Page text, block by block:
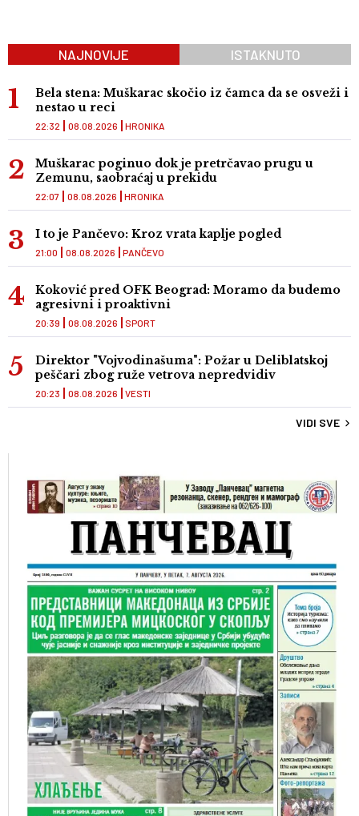
NAJNOVIJE ISTAKNUTO
Bela stena: Muškarac skočio iz čamca da se osveži i
nestao u reci
HRONIKA
22:32 08.08.2026
Muškarac poginuo dok je pretrčavao prugu u
Zemunu, saobraćaj u prekidu
HRONIKA
22:07 08.08.2026
I to je Pančevo: Kroz vrata kaplje pogled
PANČEVO
21:00 08.08.2026
Koković pred OFK Beograd: Moramo da budemo
agresivni i proaktivni
SPORT
20:39 08.08.2026
Direktor "Vojvodinašuma": Požar u Deliblatskoj
peščari zbog ruže vetrova nepredvidiv
VESTI
20:23 08.08.2026
VIDI SVE